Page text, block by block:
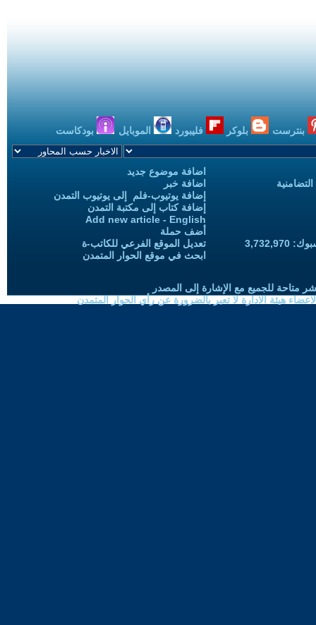
بنترست بلوكر فليبورد الموبايل بودكاست
اضافة موضوع جديد
اضافة خبر
إضافة يوتيوب-فلم إلى يوتيوب التمدن
إضافة كتاب إلى مكتبة التمدن
Add new article - English
أضف حملة
تعديل الموقع الفرعي للكاتب-ة
ابحث في موقع الحوار المتمدن
متاحة للجميع مع الإشارة إلى المصدر
هيئة الادارة لا تعبر بالضرورة عن رأي الحوار المتمدن